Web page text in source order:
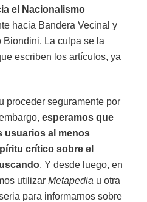
el Nacionalismo
hacia Bandera Vecinal y
Biondini. La culpa se la
escriben los artículos, ya
proceder seguramente por
esperamos que
usuarios al menos
crítico sobre el
. Y desde luego, en
utilizarMetapedia u otra
para informarnos sobre